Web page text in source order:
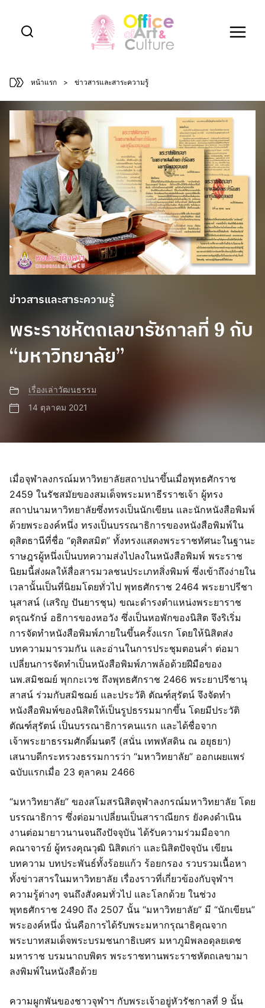
content
หน้าแรก > ข่าวสารและสาระความรู้
ข่าวสารและสาระความรู้
พระราชหัตถเลขารัชกาลที่ 9 กับ
“มหาวิทยาลัย”
เรื่องเล่าวัฒนธรรม
14 ตุลาคม 2021
เมื่อจุฬาลงกรณ์มหาวิทยาลัยสถาปนาขึ้นเมื่อพุทธศักราช
2459 ในรัชสมัยของสมเด็จพระมหาธีรราชเจ้า ผู้ทรง
สถาปนามหาวิทยาลัยซึ่งทรงเป็นนักเขียน และนักหนังสือพิมพ์
ด้วยพระองค์หนึ่ง ทรงเป็นบรรณาธิการของหนังสือพิมพ์ใน
ดุสิตธานีที่ชื่อ “ดุสิตสมิต” ทั้งทรงแสดงพระราชทัศนะในฐานะ
ราษฎรผู้หนึ่งเป็นบทความส่งไปลงในหนังสือพิมพ์ พระราช
นิยมนี้ส่งผลให้สื่อสารมวลชนประเภทสิ่งพิมพ์ ซึ่งเข้าถึงง่ายใน
เวลานั้นเป็นที่นิยมโดยทั่วไป พุทธศักราช 2464 พระยาปรีชา
นุสาสน์ (เสริญ ปันยารชุน) ขณะดำรงตำแหน่งพระยาราช
ดรุณรักษ์ อธิการของหอวัง ซึ่งเป็นหอพักของนิสิต จึงริเริ่ม
การจัดทำหนังสือพิมพ์ภายในขึ้นครั้งแรก โดยให้นิสิตส่ง
บทความมารวมกัน และอ่านในการประชุมตอนค่ำ ต่อมา
เปลี่ยนการจัดทำเป็นหนังสือพิมพ์ภาพล้อด้วยฝีมือของ
นพ.สมิชฌย์ พุกกะเวช ถึงพุทธศักราช 2466 พระยาปรีชานุ
สาสน์ ร่วมกับสมิชฌย์ และประวัติ ตัณฑ์สุรัตน์ จึงจัดทำ
หนังสือพิมพ์ของนิสิตให้เป็นรูปธรรมมากขึ้น โดยมีประวัติ
ตัณฑ์สุรัตน์ เป็นบรรณาธิการคนแรก และได้ชื่อจาก
เจ้าพระยาธรรมศักดิ์มนตรี (สนั่น เทพหัสดิน ณ อยุธยา)
เสนาบดีกระทรวงธรรมการว่า “มหาวิทยาลัย” ออกเผยแพร่
ฉบับแรกเมื่อ 23 ตุลาคม 2466
“มหาวิทยาลัย” ของสโมสรนิสิตจุฬาลงกรณ์มหาวิทยาลัย โดย
บรรณาธิการ ซึ่งต่อมาเปลี่ยนเป็นสาราณียกร ยังคงดำเนิน
งานต่อมายาวนานจนถึงปัจจุบัน ได้รับความร่วมมือจาก
คณาจารย์ ผู้ทรงคุณวุฒิ นิสิตเก่า และนิสิตปัจจุบัน เขียน
บทความ บทประพันธ์ทั้งร้อยแก้ว ร้อยกรอง รวบรวมเนื้อหา
ทั้งข่าวสารในมหาวิทยาลัย เรื่องราวที่เกี่ยวข้องกับจุฬาฯ
ความรู้ต่างๆ จนถึงสังคมทั่วไป และโลกด้วย ในช่วง
พุทธศักราช 2490 ถึง 2507 นั้น “มหาวิทยาลัย” มี “นักเขียน”
พระองค์หนึ่ง นั่นคือการได้รับพระมหากรุณาธิคุณจาก
พระบาทสมเด็จพระบรมชนกาธิเบศร มหาภูมิพลอดุลยเดช
มหาราช บรมนาถบพิตร พระราชทานพระราชหัตถเลขามา
ลงพิมพ์ในหนังสือด้วย
ความผูกพันของชาวจุฬาฯ กับพระเจ้าอยู่หัวรัชกาลที่ 9 นั้น